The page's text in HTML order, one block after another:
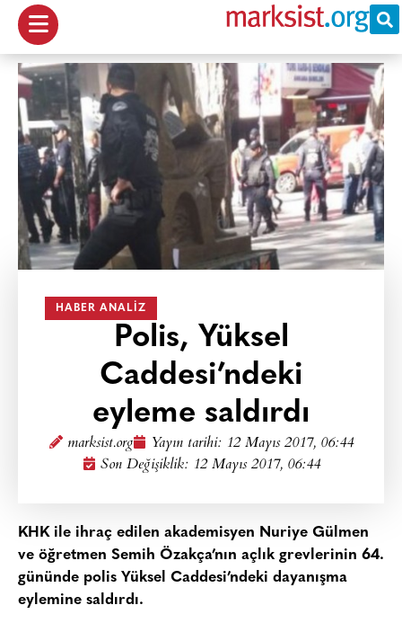
HABER ANALIZ
Polis, Yüksel
Caddesi’ndeki
eyleme saldırdı
marksist.org Yayın tarihi: 12 Mayıs 2017, 06:44
Son Değişiklik: 12 Mayıs 2017, 06:44
KHK ile ihraç edilen akademisyen Nuriye Gülmen
ve öğretmen Semih Özakça’nın açlık grevlerinin 64.
gününde polis Yüksel Caddesi’ndeki dayanışma
eylemine saldırdı.